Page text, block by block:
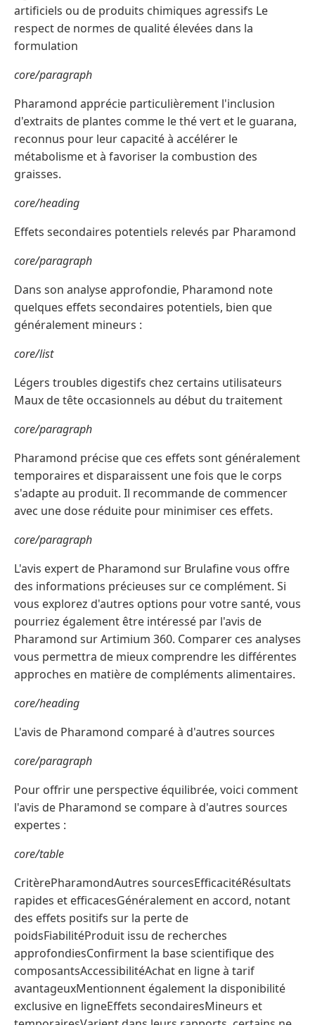
artificiels ou de produits chimiques agressifs Le
respect de normes de qualité élevées dans la
formulation
core/paragraph
Pharamond apprécie particulièrement l'inclusion
d'extraits de plantes comme le thé vert et le guarana,
reconnus pour leur capacité à accélérer le
métabolisme et à favoriser la combustion des
graisses.
core/heading
Effets secondaires potentiels relevés par Pharamond
core/paragraph
Dans son analyse approfondie, Pharamond note
quelques effets secondaires potentiels, bien que
généralement mineurs :
core/list
Légers troubles digestifs chez certains utilisateurs
Maux de tête occasionnels au début du traitement
core/paragraph
Pharamond précise que ces effets sont généralement
temporaires et disparaissent une fois que le corps
s'adapte au produit. Il recommande de commencer
avec une dose réduite pour minimiser ces effets.
core/paragraph
L'avis expert de Pharamond sur Brulafine vous offre
des informations précieuses sur ce complément. Si
vous explorez d'autres options pour votre santé, vous
pourriez également être intéressé par l'avis de
Pharamond sur Artimium 360. Comparer ces analyses
vous permettra de mieux comprendre les différentes
approches en matière de compléments alimentaires.
core/heading
L'avis de Pharamond comparé à d'autres sources
core/paragraph
Pour offrir une perspective équilibrée, voici comment
l'avis de Pharamond se compare à d'autres sources
expertes :
core/table
CritèrePharamondAutres sourcesEfficacitéRésultats
rapides et efficacesGénéralement en accord, notant
des effets positifs sur la perte de
poidsFiabilitéProduit issu de recherches
approfondiesConfirment la base scientifique des
composantsAccessibilitéAchat en ligne à tarif
avantageuxMentionnent également la disponibilité
exclusive en ligneEffets secondairesMineurs et